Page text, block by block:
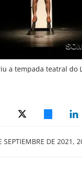
a tempada teatral do
SEPTIEMBRE DE 2021,